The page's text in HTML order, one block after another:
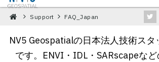
Support FAQ_Japan
NV5 Geospatialの日本法人技術スタ
です。ENVI・IDL・SARscapeな